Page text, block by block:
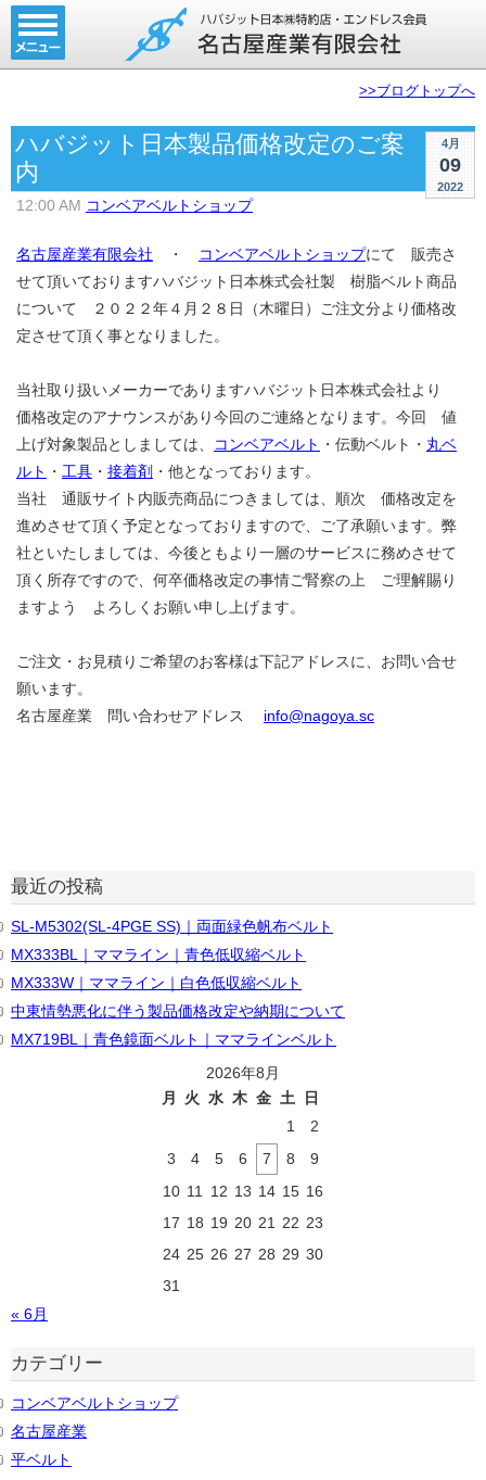
ホーム
コンベアベルト
モジュラーベルト
メカファースト
現地エンドレス
取扱商品一覧
コンベアベルトショップ
会社案内
無料お見積り
>>ブログトップへ
4月
09
2022
ハバジット日本製品価格改定のご案
内
12:00 AM コンベアベルトショップ
名古屋産業有限会社 ・ コンベアベルトショップにて 販売さ
せて頂いておりますハバジット日本株式会社製 樹脂ベルト商品
について ２０２２年４月２８日（木曜日）ご注文分より価格改
定させて頂く事となりました。
当社取り扱いメーカーでありますハバジット日本株式会社より
価格改定のアナウンスがあり今回のご連絡となります。今回 値
上げ対象製品としましては、
コンベアベルト ・伝動ベルト・ 丸ベ
ルト ・ 工具 ・ 接着剤 ・他となっております。
当社 通販サイト内販売商品につきましては、順次 価格改定を
進めさせて頂く予定となっておりますので、ご了承願います。弊
社といたしましては、今後ともより一層のサービスに務めさせて
頂く所存ですので、何卒価格改定の事情ご腎察の上 ご理解賜り
ますよう よろしくお願い申し上げます。
ご注文・お見積りご希望のお客様は下記アドレスに、お問い合せ
願います。
名古屋産業 問い合わせアドレス info@nagoya.sc
最近の投稿
SL-M5302(SL-4PGE SS)｜両面緑色帆布ベルト
MX333BL｜ママライン｜青色低収縮ベルト
MX333W｜ママライン｜白色低収縮ベルト
中東情勢悪化に伴う製品価格改定や納期について
MX719BL｜青色鏡面ベルト｜ママラインベルト
2026年8月
月
火 水 木 金 土
日
1
2
3
4 5 6 7 8
9
10 11 12 13 14 15 16
17 18 19 20 21 22 23
24 25 26 27 28 29 30
31
« 6月
カテゴリー
コンベアベルトショップ
名古屋産業
平ベルト